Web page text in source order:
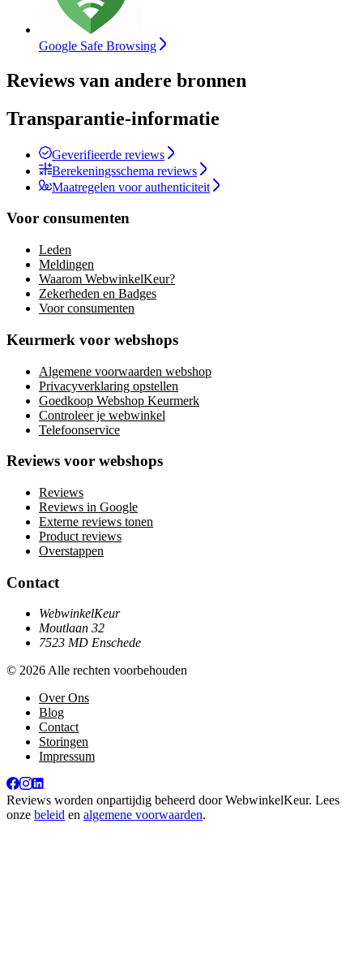
Google Safe Browsing
Reviews van andere bronnen
Transparantie-informatie
Geverifieerde reviews
Berekeningsschema reviews
Maatregelen voor authenticiteit
Voor consumenten
Leden
Meldingen
Waarom WebwinkelKeur?
Zekerheden en Badges
Voor consumenten
Keurmerk voor webshops
Algemene voorwaarden webshop
Privacyverklaring opstellen
Goedkoop Webshop Keurmerk
Controleer je webwinkel
Telefoonservice
Reviews voor webshops
Reviews
Reviews in Google
Externe reviews tonen
Product reviews
Overstappen
Contact
WebwinkelKeur
Moutlaan 32
7523 MD Enschede
© 2026 Alle rechten voorbehouden
Over Ons
Blog
Contact
Storingen
Impressum
Reviews worden onpartijdig beheerd doorWebwinkelKeur. Lees
onze beleid en algemene voorwaarden.